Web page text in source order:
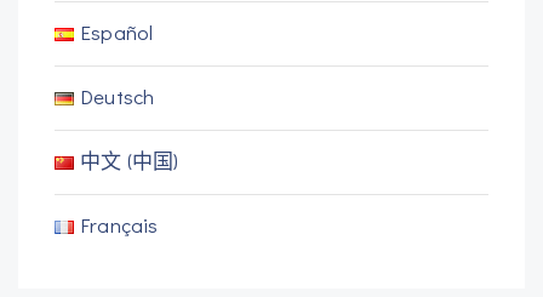
Español
Deutsch
中文 (中国)
Français